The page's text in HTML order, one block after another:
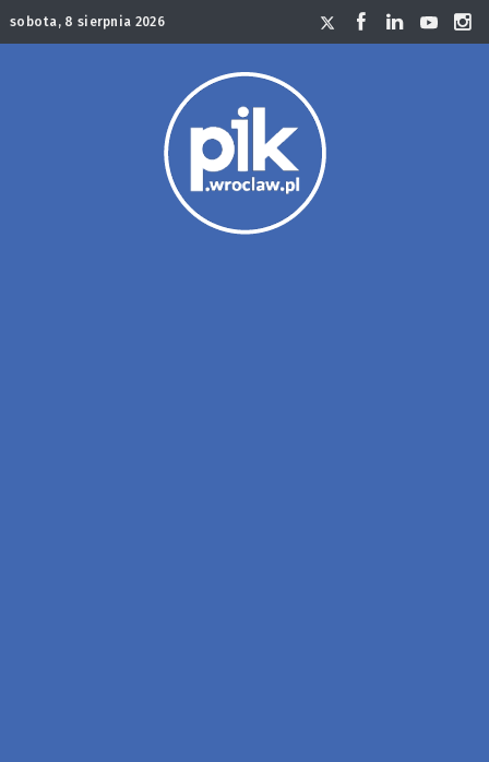
sobota, 8 sierpnia 2026